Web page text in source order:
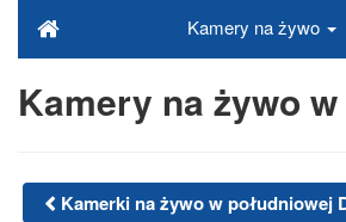
Kamery na żywo
Kamery na żywo
Kamerki na żywo w południowej